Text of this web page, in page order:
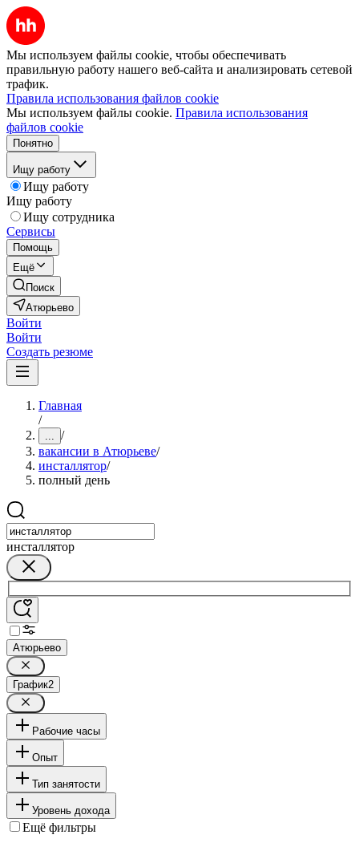
Мы используем файлы cookie, чтобы обеспечивать
правильную работу нашего веб-сайта и анализировать сетевой
трафик.
Правила использования файлов cookie
Мы используем файлы cookie. Правила использования
файлов cookie
Понятно
Ищу работу
Ищу работу
Ищу работу
Ищу сотрудника
Сервисы
Помощь
Ещё
Поиск
Атюрьево
Войти
Войти
Создать резюме
Главная
/
... /
вакансии в Атюрьеве/
инсталлятор/
полный день
инсталлятор
Атюрьево
График2
Рабочие часы
Опыт
Тип занятости
Уровень дохода
Ещё фильтры